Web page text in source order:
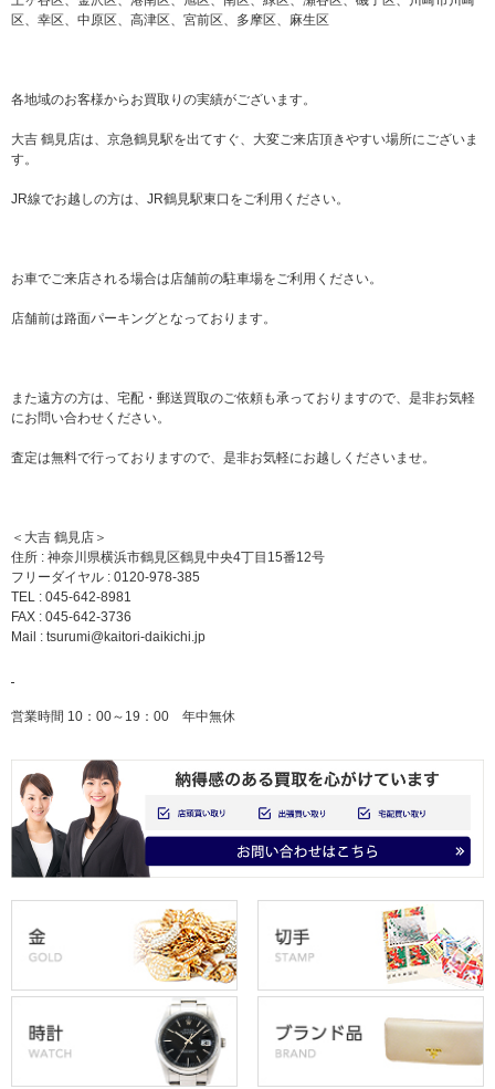
区、幸区、中原区、高津区、宮前区、多摩区、麻生区
各地域のお客様からお買取りの実績がございます。
大吉 鶴見店は、京急鶴見駅を出てすぐ、大変ご来店頂きやすい場所にございま
す。
JR線でお越しの方は、JR鶴見駅東口をご利用ください。
お車でご来店される場合は店舗前の駐車場をご利用ください。
店舗前は路面パーキングとなっております。
また遠方の方は、宅配・郵送買取のご依頼も承っておりますので、是非お気軽
にお問い合わせください。
査定は無料で行っておりますので、是非お気軽にお越しくださいませ。
＜大吉 鶴見店＞
住所 : 神奈川県横浜市鶴見区鶴見中央4丁目15番12号
フリーダイヤル : 0120-978-385
TEL : 045-642-8981
FAX : 045-642-3736
Mail : tsurumi@kaitori-daikichi.jp
営業時間 10：00～19：00 年中無休